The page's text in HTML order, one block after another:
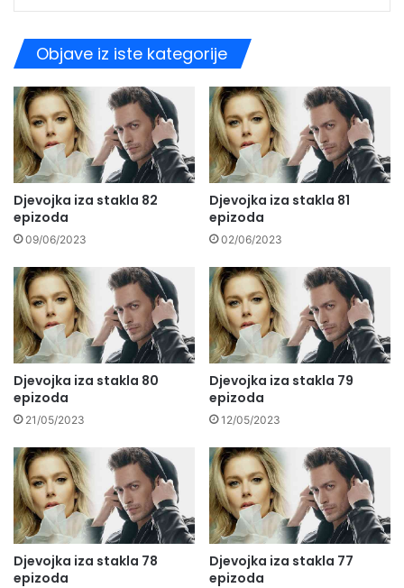
Objave iz iste kategorije
Djevojka iza stakla 82
epizoda
09/06/2023
Djevojka iza stakla 81
epizoda
02/06/2023
Djevojka iza stakla 80
epizoda
21/05/2023
Djevojka iza stakla 79
epizoda
12/05/2023
Djevojka iza stakla 78
epizoda
Djevojka iza stakla 77
epizoda